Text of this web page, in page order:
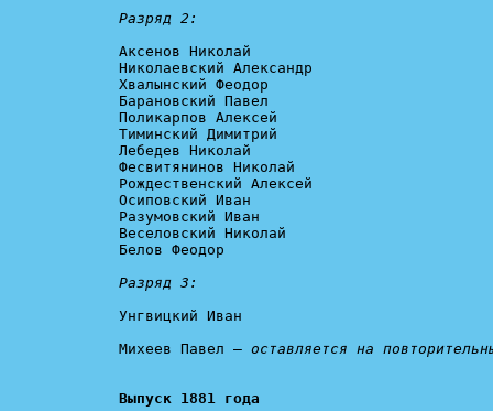
Разряд 2:
Аксенов Николай
Николаевский Александр
Хвалынский Феодор
Барановский Павел
Поликарпов Алексей
Тиминский Димитрий
Лебедев Николай
Фесвитянинов Николай
Рождественский Алексей
Осиповский Иван
Разумовский Иван
Веселовский Николай
Белов Феодор
Разряд 3:
Унгвицкий Иван
Михеев Павел – оставляется на
Выпуск 1881 года